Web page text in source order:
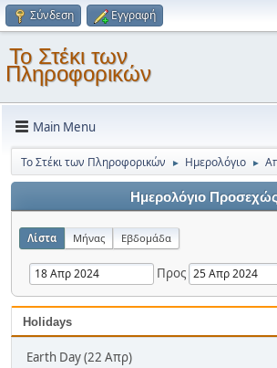
Σύνδεση Εγγραφή
Το Στέκι των
Πληροφορικών
Main Menu
Το Στέκι των Πληροφορικών ► Ημερολόγιο ►
Ημερολόγιο Προσεχώς
Λίστα Μήνας Εβδομάδα
Προς
Holidays
Earth Day (22 Απρ)